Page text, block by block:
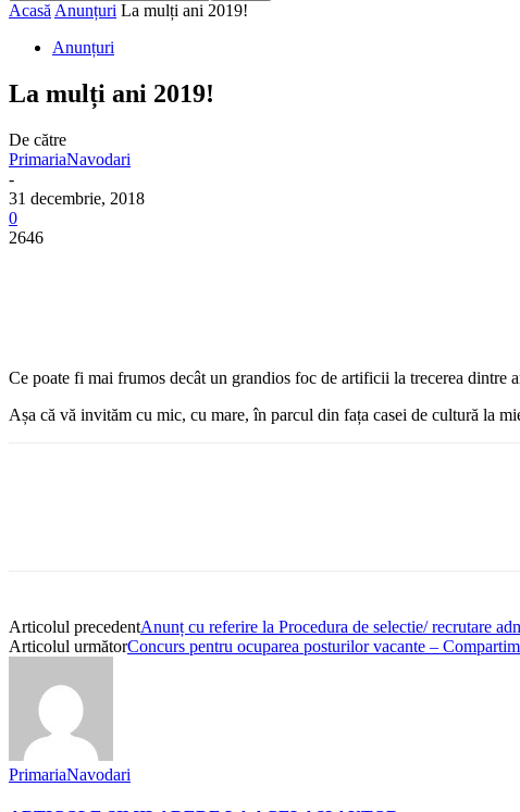
Acasă Anunțuri La mulți ani 2019!
Anunțuri
La mulți ani 2019!
De către
PrimariaNavodari
-
31 decembrie, 2018
0
2646
Ce poate fi mai frumos decât un grandios foc de artificii la trecerea dintre
Așa că vă invităm cu mic, cu mare, în parcul din fața casei de cultură la
Articolul precedentAnunț cu referire la Procedura de selectie/ recrutare
Articolul următorConcurs pentru ocuparea posturilor vacante –
PrimariaNavodari